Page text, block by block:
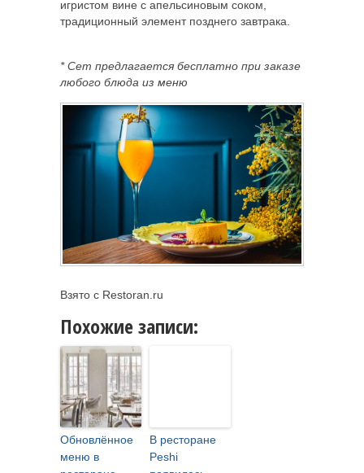
игристом вине с апельсиновым соком,
традиционный элемент позднего завтрака.
* Сет предлагается бесплатно при заказе
любого блюда из меню
Взято с Restoran.ru
Похожие записи:
Обновлённое
меню в
В ресторане
Peshi